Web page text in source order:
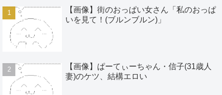
【画像】街のおっぱい女さん「私のおっぱ
いを見て！(ブルンブルン)」
【画像】ぱーてぃーちゃん・信子(31歳人
妻)のケツ、結構エロい